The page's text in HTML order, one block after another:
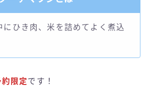
にひき肉、米を詰めてよく煮込
約限定です！